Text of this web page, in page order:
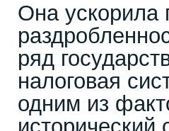
Она ускорила
ряд
налоговая
одним из